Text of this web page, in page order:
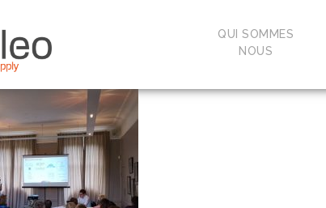
QUI SOMMES
NOUS